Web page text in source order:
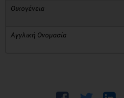
Οικογένεια
Αγγλική Ονομασία